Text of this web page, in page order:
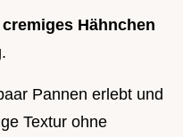
cremiges Hähnchen
Pannen erlebt und
Textur ohne